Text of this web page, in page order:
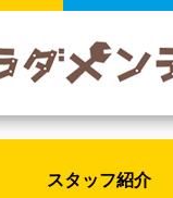
スタッフ紹介